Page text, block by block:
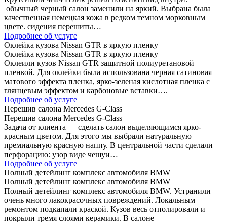
обычный черный салон заменили на яркий. Выбрана была
качественная немецкая кожа в редком темном морковным
цвете. сидения перешиты…
Подробнее об услуге
Оклейка кузова Nissan GTR в яркую пленку
Оклейка кузова Nissan GTR в яркую пленку
Оклеили кузов Nissan GTR защитной полиуретановой
пленкой. Для оклейки была использована черная сатиновая
матового эффекта пленка, ярко-зеленая кислотная пленка с
глянцевым эффектом и карбоновые вставки….
Подробнее об услуге
Перешив салона Mercedes G-Class
Перешив салона Mercedes G-Class
Задача от клиента — сделать салон выделяющимся ярко-
красным цветом. Для этого мы выбрали натуральную
премиальную красную наппу. В центральной части сделали
перфорацию: узор виде чешуи…
Подробнее об услуге
Полный детейлинг комплекс автомобиля BMW
Полный детейлинг комплекс автомобиля BMW
Полный детейлинг комплекс автомобиля BMW. Устранили
очень много лакокрасочных повреждений. Локальным
ремонтом подкапали краской. Кузов весь отполировали и
покрыли тремя слоями керамики. В салоне